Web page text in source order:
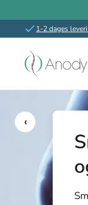
1-2 dages
Anodyne.dk
‹